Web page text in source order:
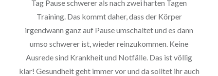
Tag Pause schwerer als nach zwei harten Tagen
Training. Das kommt daher, dass der Körper
irgendwann ganz auf Pause umschaltet und es dann
umso schwerer ist, wieder reinzukommen. Keine
Ausrede sind Krankheit und Notfälle. Das ist völlig
klar! Gesundheit geht immer vor und da solltet ihr auch